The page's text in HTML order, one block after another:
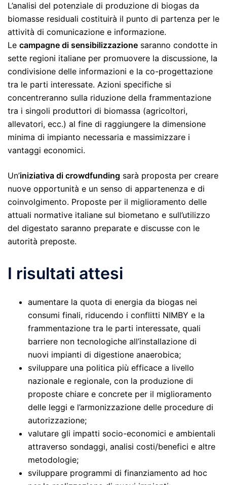
L’analisi del potenziale di produzione di biogas da
biomasse residuali costituirà il punto di partenza per le
attività di comunicazione e informazione.
Le campagne di sensibilizzazione saranno condotte in
sette regioni italiane per promuovere la discussione, la
condivisione delle informazioni e la co-progettazione
tra le parti interessate. Azioni specifiche si
concentreranno sulla riduzione della frammentazione
tra i singoli produttori di biomassa (agricoltori,
allevatori, ecc.) al fine di raggiungere la dimensione
minima di impianto necessaria e massimizzare i
vantaggi economici.
Un’iniziativa di crowdfunding sarà proposta per creare
nuove opportunità e un senso di appartenenza e di
coinvolgimento. Proposte per il miglioramento delle
attuali normative italiane sul biometano e sull’utilizzo
del digestato saranno preparate e discusse con le
autorità preposte.
I risultati attesi
aumentare la quota di energia da biogas nei
consumi finali, riducendo i conflitti NIMBY e la
frammentazione tra le parti interessate, quali
barriere non tecnologiche all’installazione di
nuovi impianti di digestione anaerobica;
sviluppare una politica più efficace a livello
nazionale e regionale, con la produzione di
proposte chiare e concrete per il miglioramento
delle leggi e l’armonizzazione delle procedure di
autorizzazione;
valutare gli impatti socio-economici e ambientali
attraverso sondaggi, analisi costi/benefici e altre
metodologie;
sviluppare programmi di finanziamento ad hoc